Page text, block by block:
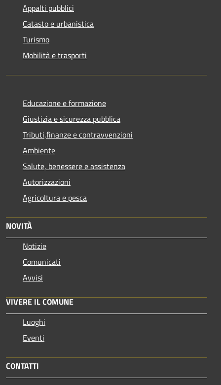
Appalti pubblici
Catasto e urbanistica
Turismo
Mobilità e trasporti
Educazione e formazione
Giustizia e sicurezza pubblica
Tributi,finanze e contravvenzioni
Ambiente
Salute, benessere e assistenza
Autorizzazioni
Agricoltura e pesca
NOVITÀ
Notizie
Comunicati
Avvisi
VIVERE IL COMUNE
Luoghi
Eventi
CONTATTI